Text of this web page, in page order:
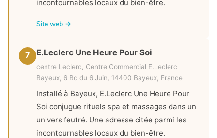
incontournables locaux du bien-être.
Site web →
7 E.Leclerc Une Heure Pour Soi
centre Leclerc, Centre Commercial E.Leclerc
Bayeux, 6 Bd du 6 Juin, 14400 Bayeux, France
Installé à Bayeux, E.Leclerc Une Heure Pour
Soi conjugue rituels spa et massages dans un
univers feutré. Une adresse citée parmi les
incontournables locaux du bien-être.